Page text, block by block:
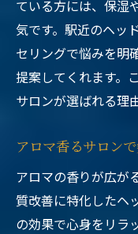
ている方には、保湿
気です。駅近のヘッ
セリングで悩みを明
提案してくれます。
サロンが選ばれる理
アロマ香るサロン
アロマの香りが広が
質改善に特化したヘ
の効果で心身をリラ